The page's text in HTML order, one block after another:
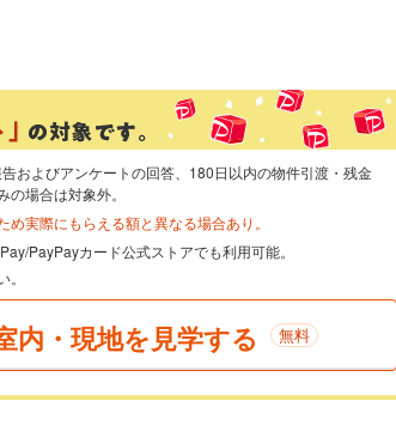
およびアンケートの回答、180日以内の物件引渡・残金
場合は対象外。
実際にもらえる額と異なる場合あり。
PayPayカード公式ストアでも利用可能。
内・現地を見学する 無料